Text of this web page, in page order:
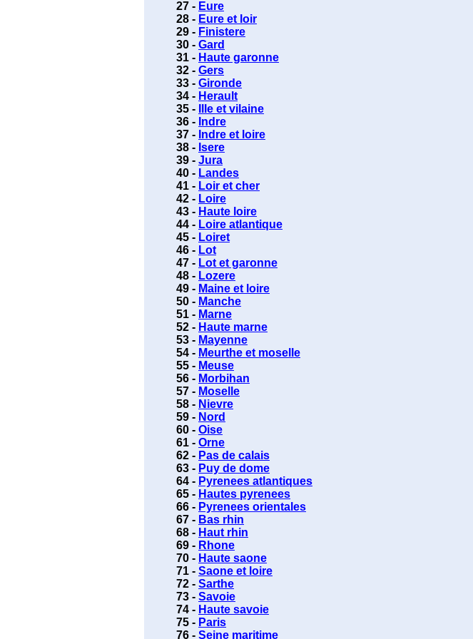
27 - Eure
28 - Eure et loir
29 - Finistere
30 - Gard
31 - Haute garonne
32 - Gers
33 - Gironde
34 - Herault
35 -
Ille et vilaine
36 - Indre
37 - Indre et loire
38 - Isere
39 - Jura
40 - Landes
41 - Loir et cher
42 - Loire
43 - Haute loire
44 - Loire atlantique
45 - Loiret
46 - Lot
47 - Lot et garonne
48 - Lozere
49 - Maine et loire
50 - Manche
51 - Marne
52 - Haute marne
53 - Mayenne
54 - Meurthe et moselle
55 - Meuse
56 - Morbihan
57 - Moselle
58 - Nievre
59 - Nord
60 - Oise
61 - Orne
62 - Pas de calais
63 - Puy de dome
64 - Pyrenees atlantiques
65 - Hautes pyrenees
66 - Pyrenees orientales
67 - Bas rhin
68 - Haut rhin
69 - Rhone
70 - Haute saone
71 - Saone et loire
72 - Sarthe
73 - Savoie
74 - Haute savoie
75 - Paris
76 - Seine maritime